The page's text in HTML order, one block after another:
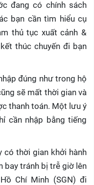
đang có chính sách
bạn cần tìm hiểu cụ
thủ tục xuất cảnh &
thúc chuyến đi bạn
đúng như trong hộ
sẽ mất thời gian và
thanh toán. Một lưu ý
cần nhập bằng tiếng
có thời gian khởi hành
bay tránh bị trễ giờ lên
Chí Minh (SGN) đi